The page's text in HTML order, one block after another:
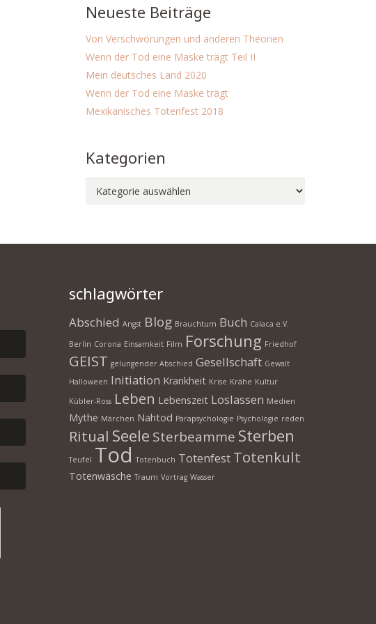
Neueste Beiträge
Von Verschwörungen und anderen Theorien
Wenn der Tod eine Maske trägt Teil II
Mein deutsches Land 2020
Wenn der Tod eine Maske trägt
Mexikanisches Totenfest 2018
Kategorien
Kategorien
schlagwörter
Abschied Angst Blog Brauchtum Buch Calaca e.V.
Berlin Corona Einsamkeit Film Forschung Friedhof
GEIST gelungender Abschied Gesellschaft Gewalt
Halloween Initiation Krankheit Krise Krähe Kultur
Kübler-Ross Leben Lebenszeit Loslassen Medien
Mythe Märchen Nahtod Parapsychologie Psychologie reden
Ritual Seele Sterbeamme Sterben
Teufel Tod Totenbuch Totenfest Totenkult
Totenwäsche Traum Vortrag Wasser